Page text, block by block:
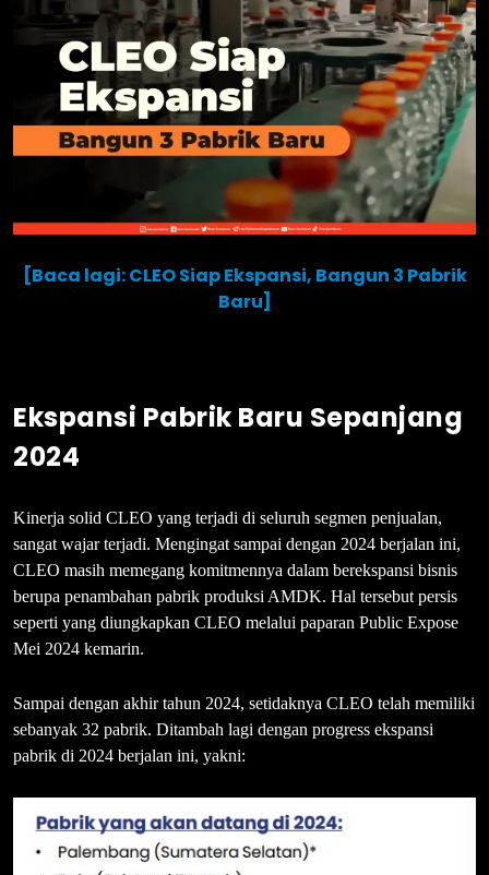
[Baca lagi: CLEO Siap Ekspansi, Bangun 3 Pabrik
Baru]
Ekspansi Pabrik Baru Sepanjang
2024
Kinerja solid CLEO yang terjadi di seluruh segmen penjualan,
sangat wajar terjadi. Mengingat sampai dengan 2024 berjalan ini,
CLEO masih memegang komitmennya dalam berekspansi bisnis
berupa penambahan pabrik produksi AMDK. Hal tersebut persis
seperti yang diungkapkan CLEO melalui paparan Public Expose
Mei 2024 kemarin.
Sampai dengan akhir tahun 2024, setidaknya CLEO telah memiliki
sebanyak 32 pabrik. Ditambah lagi dengan progress ekspansi
pabrik di 2024 berjalan ini, yakni: